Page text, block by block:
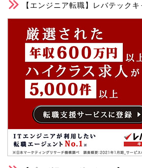
【エンジニア転職】レバテック